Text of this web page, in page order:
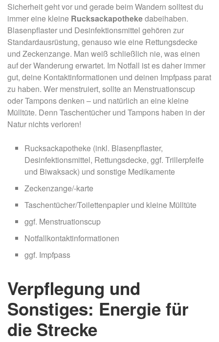
Sicherheit geht vor und gerade beim Wandern solltest du
immer eine kleine Rucksackapothekedabeihaben.
Blasenpflaster und Desinfektionsmittel gehören zur
Standardausrüstung, genauso wie eine Rettungsdecke
und Zeckenzange. Man weiß schließlich nie, was einen
auf der Wanderung erwartet. Im Notfall ist es daher immer
gut, deine Kontaktinformationen und deinen Impfpass parat
zu haben. Wer menstruiert, sollte an Menstruationscup
oder Tampons denken – und natürlich an eine kleine
Mülltüte. Denn Taschentücher und Tampons haben in der
Natur nichts verloren!
Rucksackapotheke (inkl. Blasenpflaster,
Desinfektionsmittel, Rettungsdecke, ggf. Trillerpfeife
und Biwaksack) und sonstige Medikamente
Zeckenzange/-karte
Taschentücher/Toilettenpapier und kleine Mülltüte
ggf. Menstruationscup
Notfallkontaktinformationen
ggf. Impfpass
Verpflegung und
Sonstiges: Energie für
die Strecke